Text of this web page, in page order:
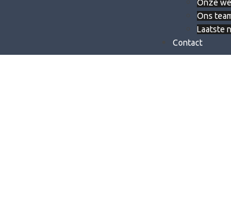
Onze
Ons
Laatste
Contact